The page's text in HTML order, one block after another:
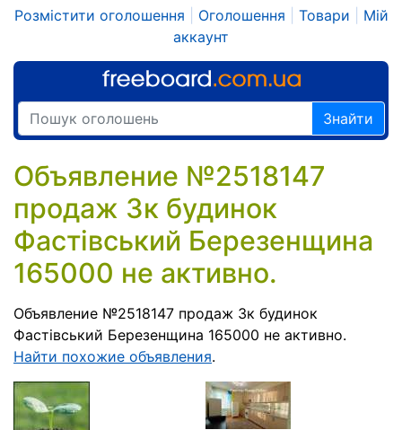
Розмістити оголошення Оголошення Товари
Мій
аккаунт
Знайти
Объявление №2518147
продаж 3к будинок
Фастівський Березенщина
165000 не активно.
Объявление №2518147 продаж 3к будинок
Фастівський Березенщина 165000 не активно.
Найти похожие объявления.